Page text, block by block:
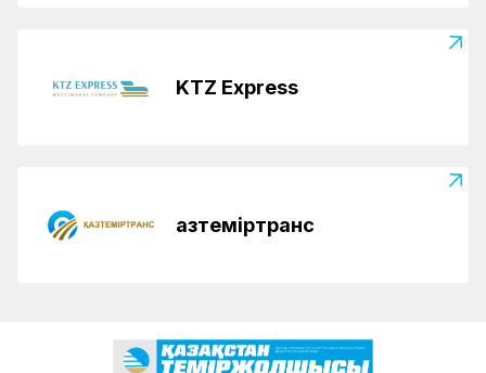
KTZ Express
Қазтеміртранс